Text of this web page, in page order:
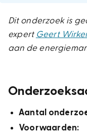
Dit onderzoek is
expert Geert
aan de
Aantal
Voorwaarden: